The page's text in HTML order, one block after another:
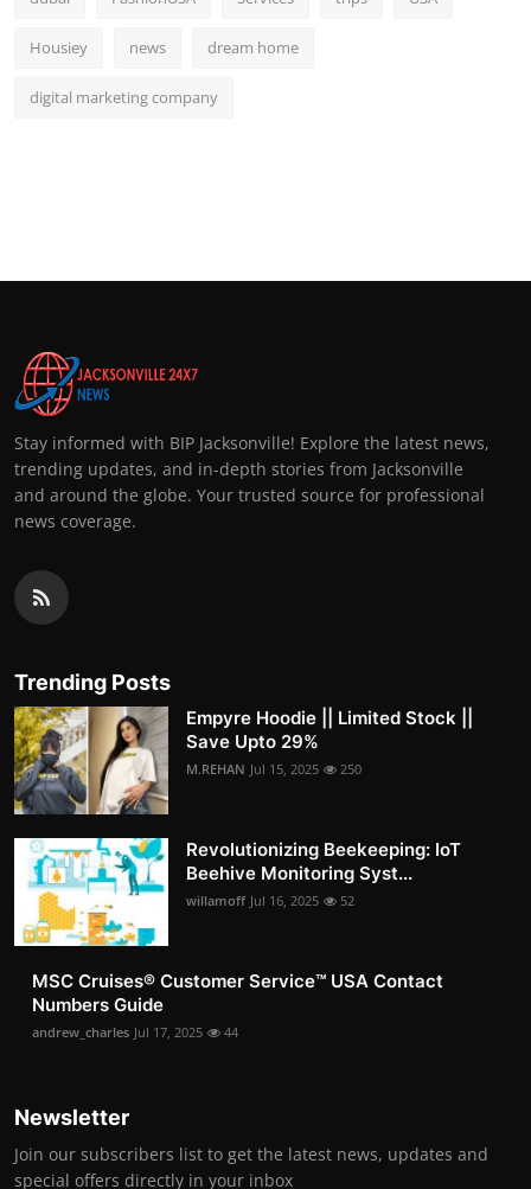
Housiey news dream home
digital marketing company
Stay informed with BIP Jacksonville! Explore the latest news,
trending updates, and in-depth stories from Jacksonville
and around the globe. Your trusted source for professional
news coverage.
Trending Posts
Empyre Hoodie || Limited Stock ||
Save Upto 29%
M.REHAN Jul 15, 2025 250
Revolutionizing Beekeeping: IoT
Beehive Monitoring Syst...
willamoff Jul 16, 2025 52
MSC Cruises®️ Customer Service™️ USA Contact
Numbers Guide
andrew_charles Jul 17, 2025 44
Newsletter
Join our subscribers list to get the latest news, updates and
special offers directly in your inbox